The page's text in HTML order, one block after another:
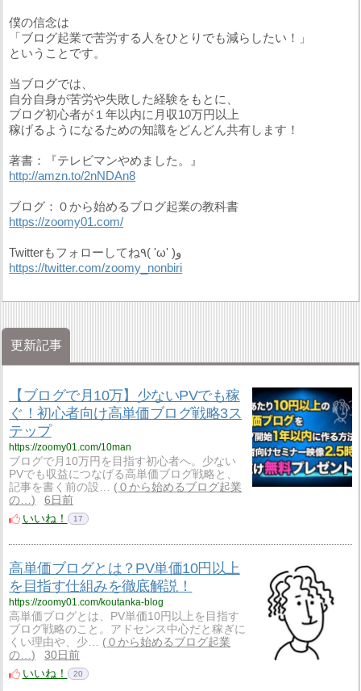
僕の信念は
「ブログ起業で苦労する人をひとりでも減らしたい！」
ということです。
当ブログでは、
自分自身が苦労や失敗した経験をもとに、
ブログ初心者が１年以内に月収10万円以上
稼げるようになるための知識をどんどん共有します！
著書：『テレビマンやめました。』
http://amzn.to/2nNDAn8
ブログ：０から始めるブログ起業の教科書
https://zoomy01.com/
Twitterもフォローしてね٩( 'ω' )و
https://twitter.com/zoomy_nonbiri
更新記事
【ブログで月10万】少ないPVでも稼
ぐ！初心者向け高単価ブログ戦略3ス
テップ
https://zoomy01.com/10man
ブログで月10万円を目指す初心者へ。少ない
PVでも収益につなげる高単価ブログ戦略と、
記事を書く前の設…
０から始めるブログ起業
の…
6日前
いいね！
17
高単価ブログとは？PV単価10円以上
を目指す仕組みを徹底解説！
https://zoomy01.com/koutanka-blog
高単価ブログとは、PV単価10円以上を目指す
ブログ戦略のこと。アドセンス中心だと稼ぎに
くい理由や、少…
０から始めるブログ起業
の…
30日前
いいね！
20